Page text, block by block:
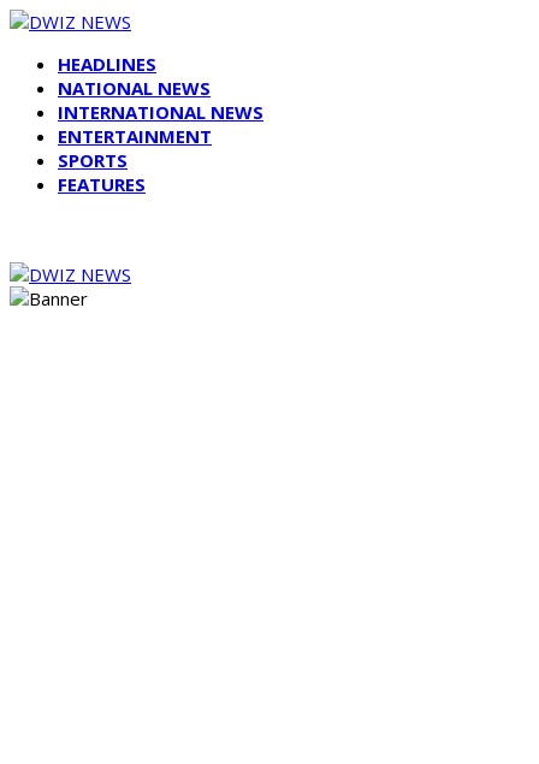
HEADLINES
NATIONAL NEWS
INTERNATIONAL NEWS
ENTERTAINMENT
SPORTS
FEATURES